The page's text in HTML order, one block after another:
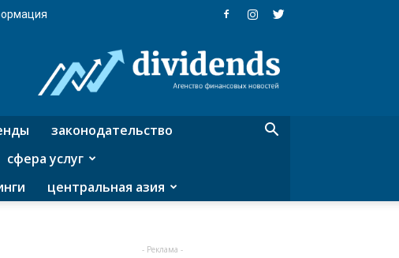
агентство
финансовых
законодательство
сфера услуг
центральная азия
- Реклама -